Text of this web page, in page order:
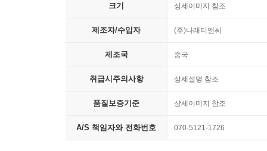
크기 상세이미지 참조
제조자/수입자 (주)나래티앤씨
제조국 중국
취급시주의사항 상세설명 참조
품질보증기준 상세이미지 참조
A/S 책임자와 전화번호 070-5121-1726